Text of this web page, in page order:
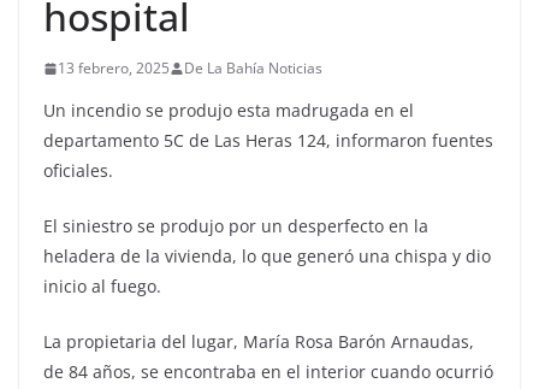
hospital
13 febrero, 2025 De La Bahía Noticias
Un incendio se produjo esta madrugada en el
departamento 5C de Las Heras 124, informaron fuentes
oficiales.
El siniestro se produjo por un desperfecto en la
heladera de la vivienda, lo que generó una chispa y dio
inicio al fuego.
La propietaria del lugar, María Rosa Barón Arnaudas,
de 84 años, se encontraba en el interior cuando ocurrió